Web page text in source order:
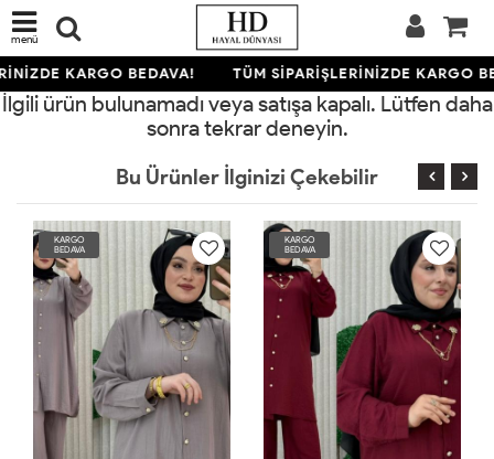
menü
KARGO BEDAVA! TÜM SİPARİŞLERİNİZDE KARGO
İlgili ürün bulunamadı veya satışa kapalı. Lütfen daha
sonra tekrar deneyin.
Bu Ürünler İlginizi Çekebilir
KARGO
BEDAVA
KARGO
BEDAVA